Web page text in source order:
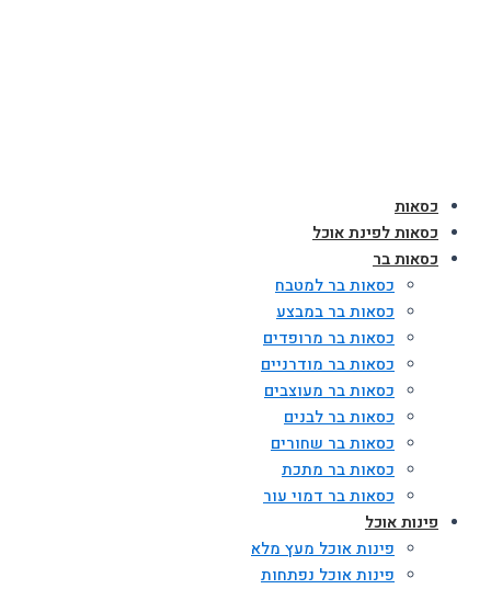
כסאות
כסאות לפינת אוכל
כסאות בר
כסאות בר למטבח
כסאות בר במבצע
כסאות בר מרופדים
כסאות בר מודרניים
כסאות בר מעוצבים
כסאות בר לבנים
כסאות בר שחורים
כסאות בר מתכת
כסאות בר דמוי עור
פינות אוכל
פינות אוכל מעץ מלא
פינות אוכל נפתחות